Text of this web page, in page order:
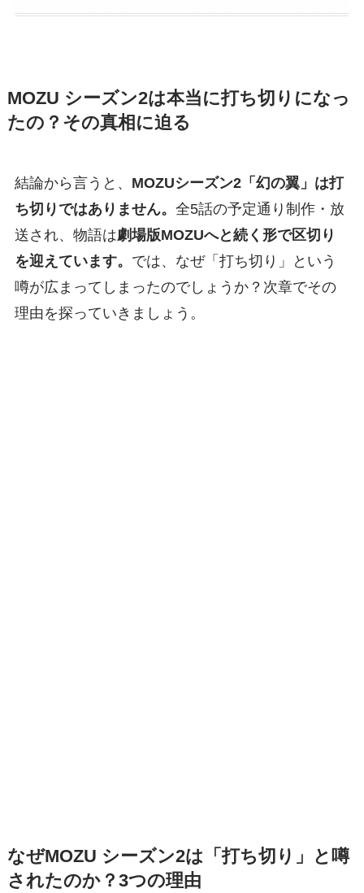
MOZU シーズン2は本当に打ち切りになっ
たの？その真相に迫る
結論から言うと、 MOZUシーズン2「幻の翼」は打
ち切りではありません。 全5話の予定通り制作・放
送され、物語は劇場版MOZUへと続く形で区切り
を迎えています。 では、なぜ「打ち切り」という
噂が広まってしまったのでしょうか？次章でその
理由を探っていきましょう。
なぜMOZU シーズン2は「打ち切り」と噂
されたのか？3つの理由